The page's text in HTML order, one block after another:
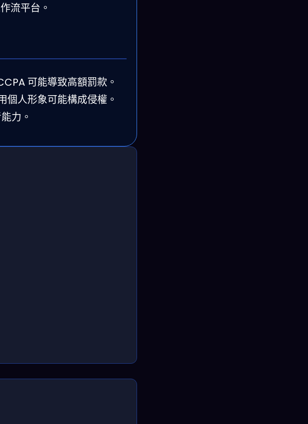
流平台。
可能導致高額罰款。
個人形象可能構成侵權。
力。